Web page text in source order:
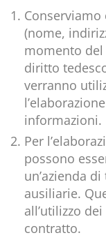
(nome,
momento
diritto
verranno
informazioni.
Per
possono
un’azienda
ausiliarie.
all’utilizzo
contratto.